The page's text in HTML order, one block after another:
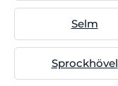
Selm
Sprockhövel